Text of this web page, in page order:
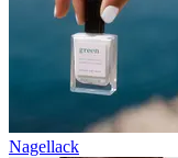
Nagellack